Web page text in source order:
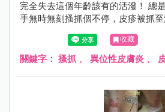
完全失去這個年齡該有的活潑！ 總
手無時無刻搔抓個不停，皮疹被抓至
肢及額頭總是包著紗布，母親很心
被排斥，很怕別人異樣的眼光……
收藏
關鍵字： 搔抓 、 異位性皮膚炎 、